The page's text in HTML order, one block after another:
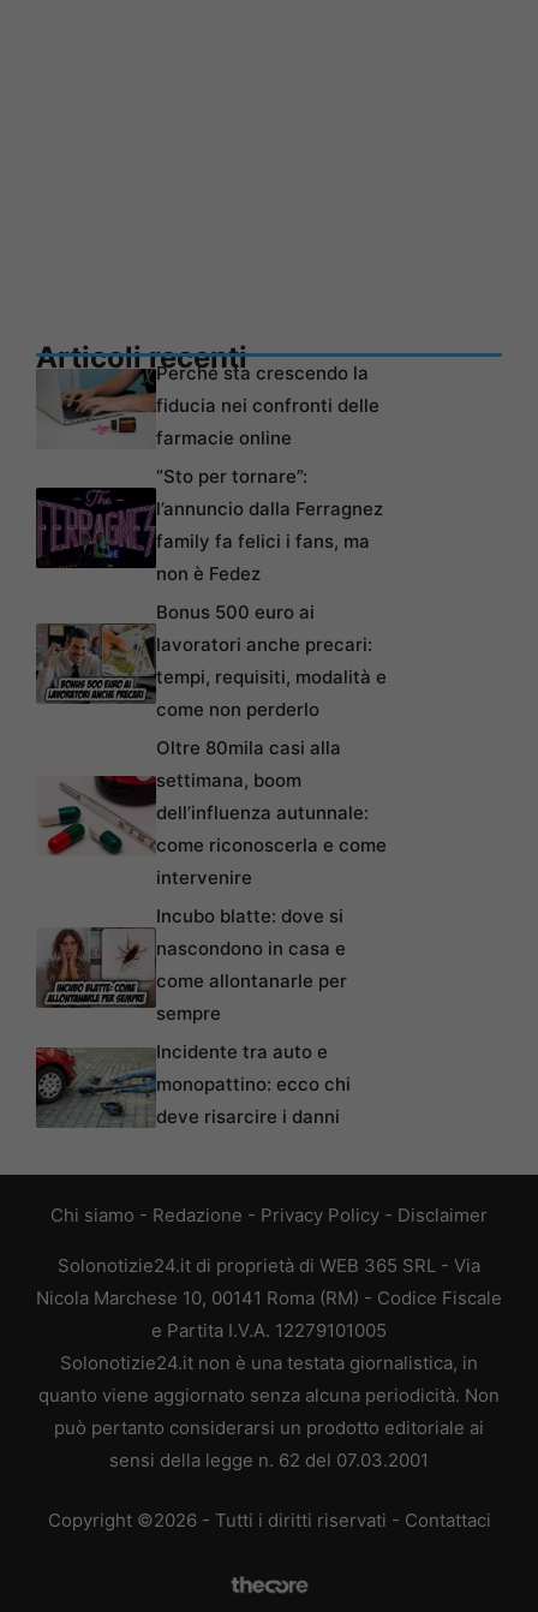
Articoli recentiPerché sta crescendo la
fiducia nei confronti delle
farmacie online
“Sto per tornare”:
l’annuncio dalla Ferragnez
family fa felici i fans, ma
non è Fedez
Bonus 500 euro ai
lavoratori anche precari:
tempi, requisiti, modalità e
come non perderlo
Oltre 80mila casi alla
settimana, boom
dell’influenza autunnale:
come riconoscerla e come
intervenire
Incubo blatte: dove si
nascondono in casa e
come allontanarle per
sempre
Incidente tra auto e
monopattino: ecco chi
deve risarcire i danni
Chi siamo - Redazione - Privacy Policy - Disclaimer
Solonotizie24.it di proprietà di WEB 365 SRL - Via
Nicola Marchese 10, 00141 Roma (RM) - Codice Fiscale
e Partita I.V.A. 12279101005
Solonotizie24.it non è una testata giornalistica, in
quanto viene aggiornato senza alcuna periodicità. Non
può pertanto considerarsi un prodotto editoriale ai
sensi della legge n. 62 del 07.03.2001
Copyright ©2026 - Tutti i diritti riservati - Contattaci